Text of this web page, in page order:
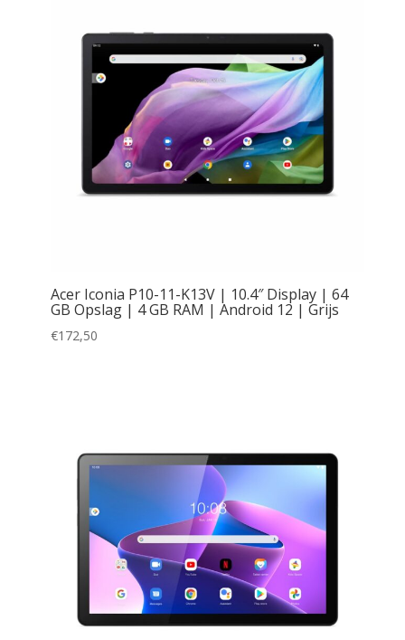
Acer Iconia P10-11-K13V | 10.4″ Display | 64
GB Opslag | 4 GB RAM | Android 12 | Grijs
€172,50